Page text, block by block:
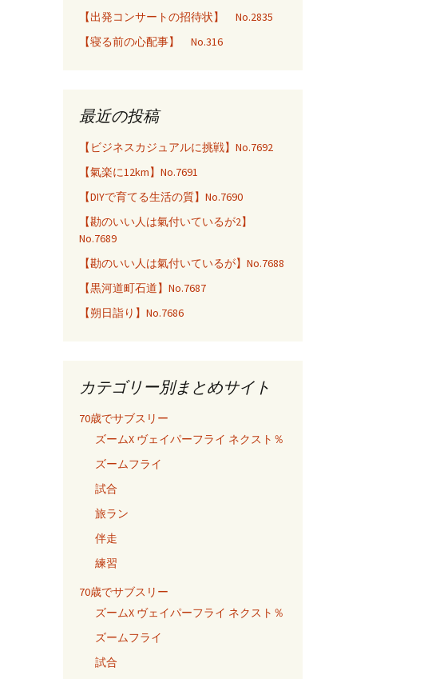
【出発コンサートの招待状】 No.2835
【寝る前の心配事】 No.316
最近の投稿
【ビジネスカジュアルに挑戦】No.7692
【氣楽に12km】No.7691
【DIYで育てる生活の質】No.7690
【勘のいい人は氣付いているが2】
No.7689
【勘のいい人は氣付いているが】No.7688
【黒河道町石道】No.7687
【朔日詣り】No.7686
カテゴリー別まとめサイト
70歳でサブスリー
ズームX ヴェイパーフライ ネクスト％
ズームフライ
試合
旅ラン
伴走
練習
70歳でサブスリー
ズームX ヴェイパーフライ ネクスト％
ズームフライ
試合